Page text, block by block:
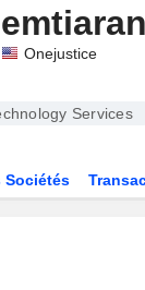
Onejustice
Services
Sociétés